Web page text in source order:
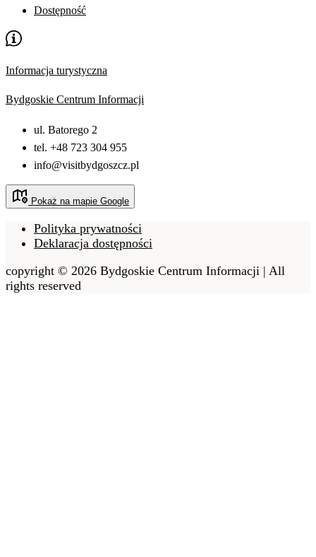
Dostępność
Informacja turystyczna
Bydgoskie Centrum Informacji
ul. Batorego 2
tel. +48 723 304 955
info@visitbydgoszcz.pl
Pokaż na mapie Google
Polityka prywatności
Deklaracja dostępności
copyright © 2026 Bydgoskie Centrum Informacji | All
rights reserved